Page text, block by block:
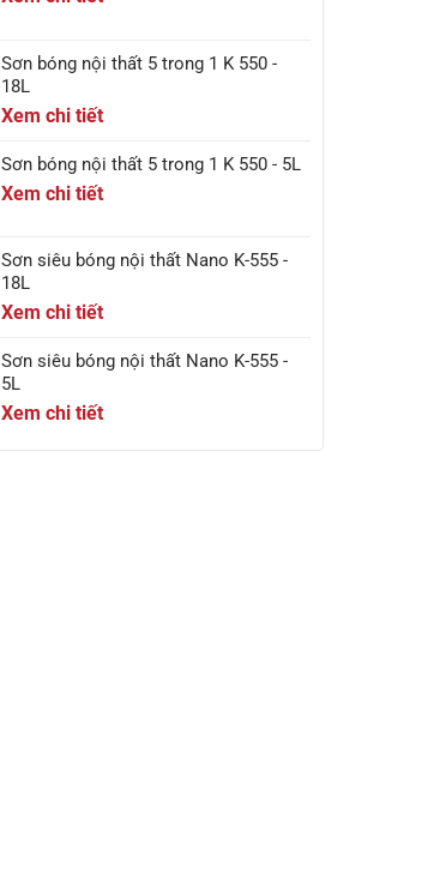
Sơn bóng nội thất 5 trong 1 K 550 -
18L
Xem chi tiết
Sơn bóng nội thất 5 trong 1 K 550 - 5L
Xem chi tiết
Sơn siêu bóng nội thất Nano K-555 -
18L
Xem chi tiết
Sơn siêu bóng nội thất Nano K-555 -
5L
Xem chi tiết